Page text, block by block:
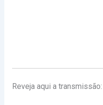
Reveja aqui a transmissão: